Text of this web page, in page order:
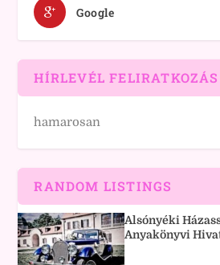
Google
HÍRLEVÉL FELIRATKOZÁS
hamarosan
RANDOM LISTINGS
Alsónyéki
Anyakönyvi